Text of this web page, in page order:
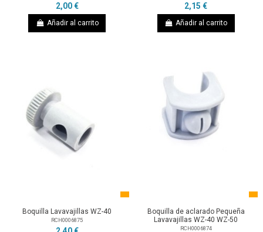
2,00 €
Añadir al carrito
2,15 €
Añadir al carrito
Boquilla Lavavajillas WZ-40
RCH0006875
Boquilla de aclarado Pequeña
Lavavajillas WZ-40 WZ-50
RCH0006874